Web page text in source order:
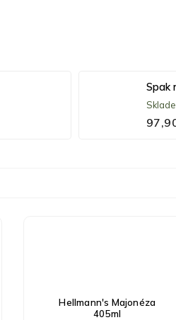
Spak
Hellmann's Majonéza
405ml